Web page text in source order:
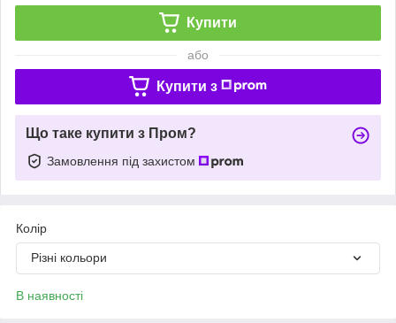
Купити
або
Купити з
Що таке купити з Пром?
Замовлення під захистом
Колір
Різні кольори
В наявності